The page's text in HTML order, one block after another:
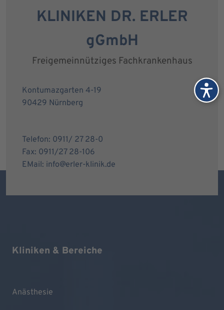
KLINIKEN DR. ERLER
gGmbH
Freigemeinnütziges Fachkrankenhaus
Kontumazgarten 4-19
90429 Nürnberg
Telefon: 0911/ 27 28-0
Fax: 0911/27 28-106
EMail: info@erler-klinik.de
Kliniken & Bereiche
Anästhesie